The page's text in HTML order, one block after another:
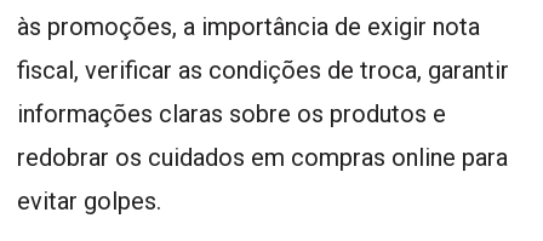
às promoções, a importância de exigir nota
fiscal, verificar as condições de troca, garantir
informações claras sobre os produtos e
redobrar os cuidados em compras online para
evitar golpes.